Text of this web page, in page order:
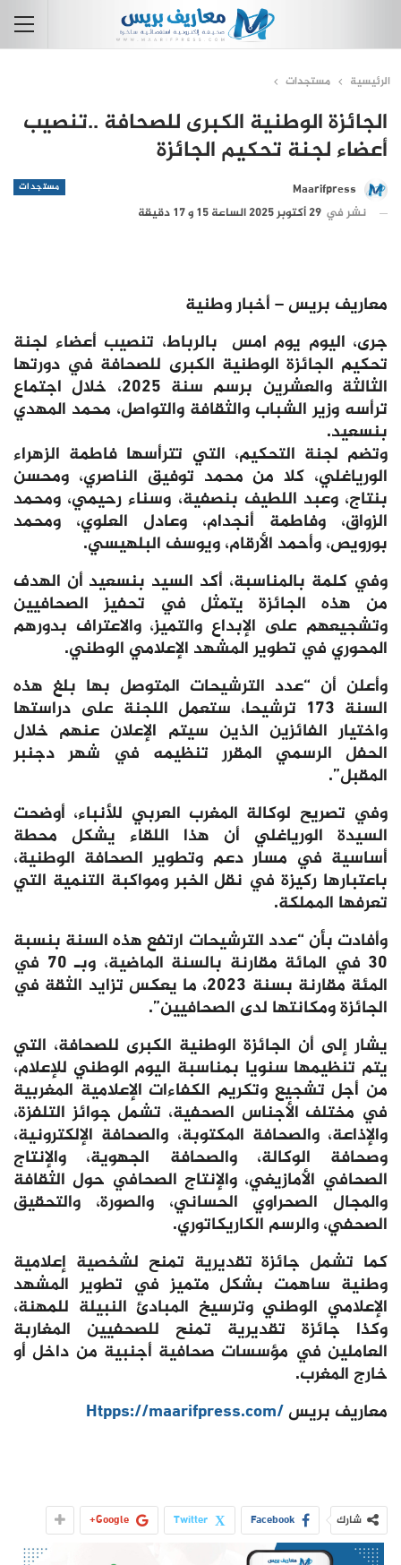
الرئيسية مستجدات
الجائزة الوطنية الكبرى للصحافة ..تنصيب
أعضاء لجنة تحكيم الجائزة
مستجدات
Maarifpress
نشر في 29 أكتوبر 2025 الساعة 15 و 17 دقيقة
معاريف بريس – أخبار وطنية
جرى، اليوم يوم امس بالرباط، تنصيب أعضاء لجنة
تحكيم الجائزة الوطنية الكبرى للصحافة في دورتها
الثالثة والعشرين برسم سنة 2025، خلال اجتماع
ترأسه وزير الشباب والثقافة والتواصل، محمد المهدي
بنسعيد.
وتضم لجنة التحكيم، التي تترأسها فاطمة الزهراء
الورياغلي، كلا من محمد توفيق الناصري، ومحسن
بنتاج، وعبد اللطيف بنصفية، وسناء رحيمي، ومحمد
الزواق، وفاطمة أنجدام، وعادل العلوي، ومحمد
بورويص، وأحمد الأرقام، ويوسف البلهيسي.
وفي كلمة بالمناسبة، أكد السيد بنسعيد أن الهدف
من هذه الجائزة يتمثل في تحفيز الصحافيين
وتشجيعهم على الإبداع والتميز، والاعتراف بدورهم
المحوري في تطوير المشهد الإعلامي الوطني.
وأعلن أن “عدد الترشيحات المتوصل بها بلغ هذه
السنة 173 ترشيحا، ستعمل اللجنة على دراستها
واختيار الفائزين الذين سيتم الإعلان عنهم خلال
الحفل الرسمي المقرر تنظيمه في شهر دجنبر
المقبل”.
وفي تصريح لوكالة المغرب العربي للأنباء، أوضحت
السيدة الورياغلي أن هذا اللقاء يشكل محطة
أساسية في مسار دعم وتطوير الصحافة الوطنية،
باعتبارها ركيزة في نقل الخبر ومواكبة التنمية التي
تعرفها المملكة.
وأفادت بأن “عدد الترشيحات ارتفع هذه السنة بنسبة
30 في المائة مقارنة بالسنة الماضية، وبـ 70 في
المئة مقارنة بسنة 2023، ما يعكس تزايد الثقة في
الجائزة ومكانتها لدى الصحافيين”.
يشار إلى أن الجائزة الوطنية الكبرى للصحافة، التي
يتم تنظيمها سنويا بمناسبة اليوم الوطني للإعلام،
من أجل تشجيع وتكريم الكفاءات الإعلامية المغربية
في مختلف الأجناس الصحفية، تشمل جوائز التلفزة،
والإذاعة، والصحافة المكتوبة، والصحافة الإلكترونية،
وصحافة الوكالة، والصحافة الجهوية، والإنتاج
الصحافي الأمازيغي، والإنتاج الصحافي حول الثقافة
والمجال الصحراوي الحساني، والصورة، والتحقيق
الصحفي، والرسم الكاريكاتوري.
كما تشمل جائزة تقديرية تمنح لشخصية إعلامية
وطنية ساهمت بشكل متميز في تطوير المشهد
الإعلامي الوطني وترسيخ المبادئ النبيلة للمهنة،
وكذا جائزة تقديرية تمنح للصحفيين المغاربة
العاملين في مؤسسات صحافية أجنبية من داخل أو
خارج المغرب.
معاريف بريس/Htpps://maarifpress.com
شارك Facebook
Twitter
Google+